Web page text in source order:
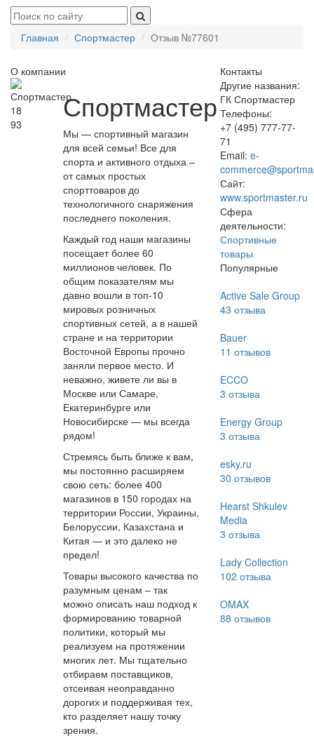
Главная Спортмастер Отзыв №77601
О компании
18
93
Спортмастер
Мы — спортивный магазин
для всей семьи! Все для
спорта и активного отдыха –
от самых простых
спорттоваров до
технологичного снаряжения
последнего поколения.
Каждый год наши магазины
посещает более 60
миллионов человек. По
общим показателям мы
давно вошли в топ-10
мировых розничных
спортивных сетей, а в нашей
стране и на территории
Восточной Европы прочно
заняли первое место. И
неважно, живете ли вы в
Москве или Самаре,
Екатеринбурге или
Новосибирске — мы всегда
рядом!
Стремясь быть ближе к вам,
мы постоянно расширяем
свою сеть: более 400
магазинов в 150 городах на
территории России, Украины,
Белоруссии, Казахстана и
Китая — и это далеко не
предел!
Товары высокого качества по
разумным ценам – так
можно описать наш подход к
формированию товарной
политики, который мы
реализуем на протяжении
многих лет. Мы тщательно
отбираем поставщиков,
отсеивая неоправданно
дорогих и поддерживая тех,
кто разделяет нашу точку
зрения.
Контакты
Другие названия:
ГК Спортмастер
Телефоны:
+7 (495) 777-77-
71
Email: e-
Сайт:
www.sportmaster.ru
Сфера
деятельности:
Спортивные
товары
Популярные
Active Sale Group
43 отзыва
Bauer
11 отзывов
ECCO
3 отзыва
Energy Group
3 отзыва
esky.ru
30 отзывов
Hearst Shkulev
Media
3 отзыва
Lady Collection
102 отзыва
OMAX
88 отзывов